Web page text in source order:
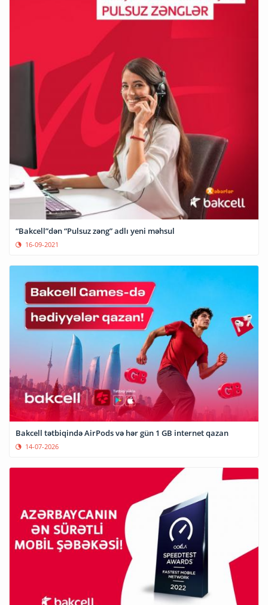
“Bakcell”dən “Pulsuz zəng” adlı yeni məhsul
16-09-2021
Bakcell tətbiqində AirPods və hər gün 1 GB internet qazan
14-07-2026